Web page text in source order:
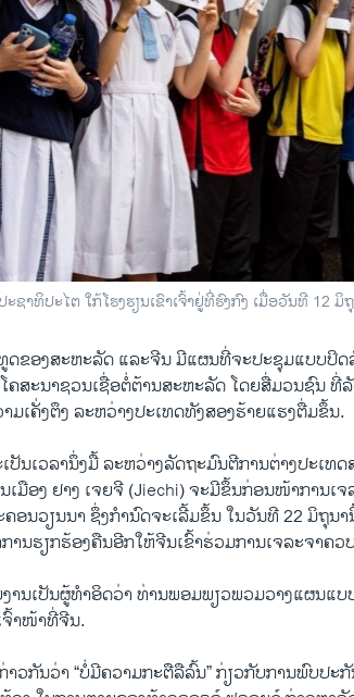
າທິປະໄຕ ໃກ້ໂຮງຮຽນເຂົາເຈົ້າຢູ່ທີ່ຮົງກົງ ເມື່ອວັນທີ 12 ມິ
ຂອງສະຫະລັດ ແລະຈີນ ມີແຜນທີ່ຈະປະຊຸມແບບປິ
ຄສະນາຊວນເຊື່ອຕໍ່ຕ້ານສະຫະລັດ ໂດຍສື່ມວນຊົນ
ມເຄັ່ງຕຶງ ລະຫວ່າງປະເທດທັງສອງຮ້າຍແຮງຕື່ມຂຶ້ນ.
ປັນເວລານຶ່ງມື້ ລະຫວ່າງລັດຖະມົນຕີການຕ່າງປະເທ
ເມືອງ ຢາງ ເຈຍຈີ (Jiechi) ຈະມີຂຶ້ນກ່ອນໜ້າການ
ອນວຽນນາ ຊຶ່ງກຳນົດຈະເລີ້ມຂຶ້ນ ໃນວັນທີ 22 ມິຖຸນ
ານຮຽກຮ້ອງຄືນອີກໃຫ້ຈີນເຂົ້າຮ່ວມການເຈລະຈາຄ
ານເປັນຜູ້ທຳອິດວ່າ ທ່ານພອມພຽວພວມວາງແຜນແບ
າໜ້າທີ່ຈີນ.
ວກັນວ່າ “ບໍ່ມີຄວາມກະຕືລືລົ້ນ” ກ່ຽວກັບການພົບປະ